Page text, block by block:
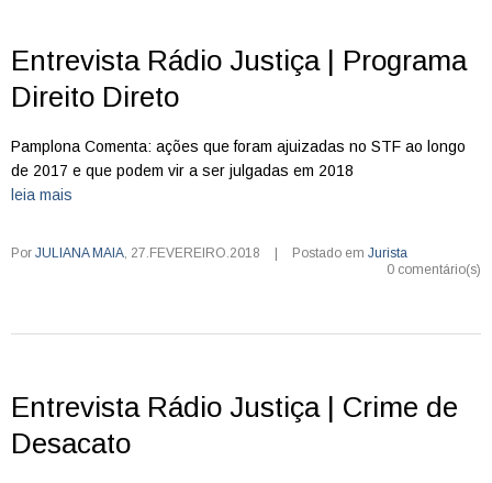
Entrevista Rádio Justiça | Programa
Direito Direto
Pamplona Comenta: ações que foram ajuizadas no STF ao longo
de 2017 e que podem vir a ser julgadas em 2018
leia mais
Por JULIANA MAIA, 27.FEVEREIRO.2018 Postado em Jurista
0 comentário(s)
Entrevista Rádio Justiça | Crime de
Desacato